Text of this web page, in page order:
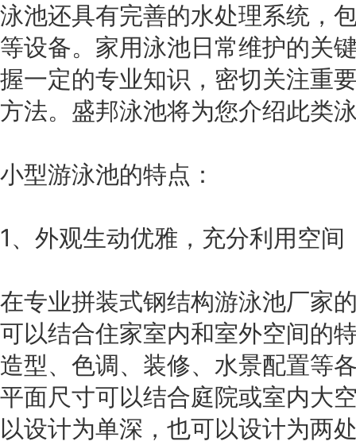
泳池还具有完善的水处理系统，
等设备。家用泳池日常维护的关
握一定的专业知识，密切关注重
方法。盛邦泳池将为您介绍此类
小型游泳池的特点：
1、外观生动优雅，充分利用空间
在专业拼装式钢结构游泳池厂家
可以结合住家室内和室外空间的
造型、色调、装修、水景配置等
平面尺寸可以结合庭院或室内大
以设计为单深，也可以设计为两